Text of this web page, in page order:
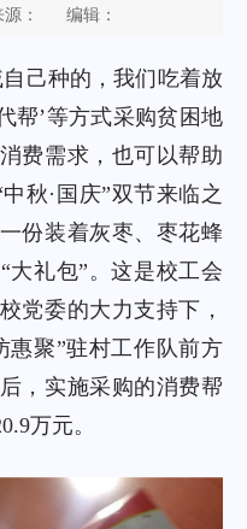
： 编辑：
己种的，我们吃着放
帮’等方式采购贫困地
费需求，也可以帮助
秋·国庆”双节来临之
份装着灰枣、枣花蜂
大礼包”。这是校工会
党委的大力支持下，
惠聚”驻村工作队前方
，实施采购的消费帮
万元。